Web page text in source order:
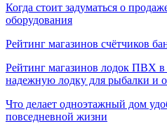
Когда стоит задуматься о
оборудования
Рейтинг магазинов счётчиков
Рейтинг магазинов лодок ПВХ
надежную лодку для рыбалки и
Что делает одноэтажный дом
повседневной жизни